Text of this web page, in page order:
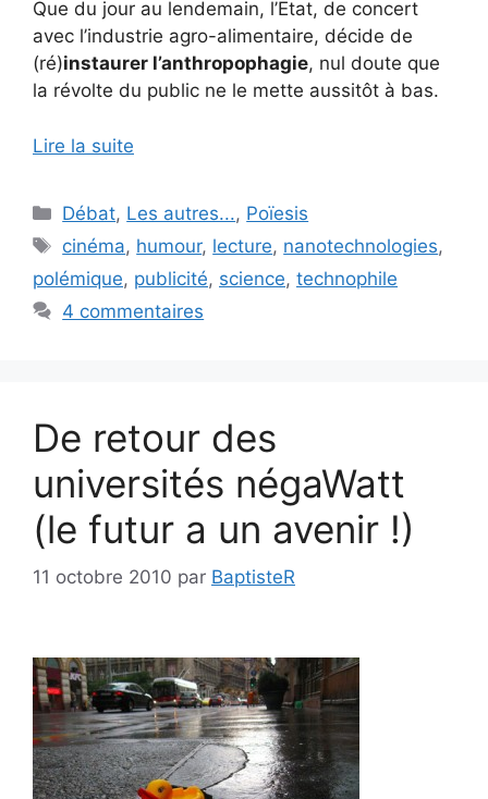
Que du jour au lendemain, l’Etat, de concert
avec l’industrie agro-alimentaire, décide de
(ré)instaurer l’anthropophagie, nul doute que
la révolte du public ne le mette aussitôt à bas.
Lire la suite
Catégories
Débat, Les autres..., Poïesis
Étiquettes
cinéma, humour, lecture, nanotechnologies,
polémique, publicité, science, technophile
4 commentaires
De retour des
universités négaWatt
(le futur a un avenir !)
11 octobre 2010 par BaptisteR